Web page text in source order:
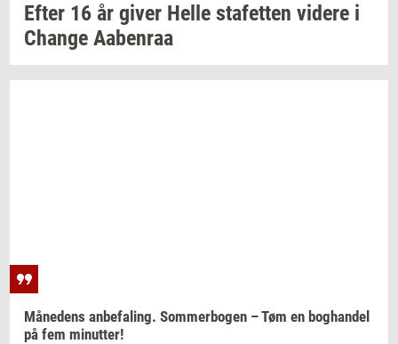
Efter 16 år giver Helle sta­fet­ten vi­de­re i
Chan­ge Aa­ben­raa
Må­ne­dens an­be­fa­ling. Som­mer­bo­gen – Tøm en bog­han­del
på fem mi­nut­ter!